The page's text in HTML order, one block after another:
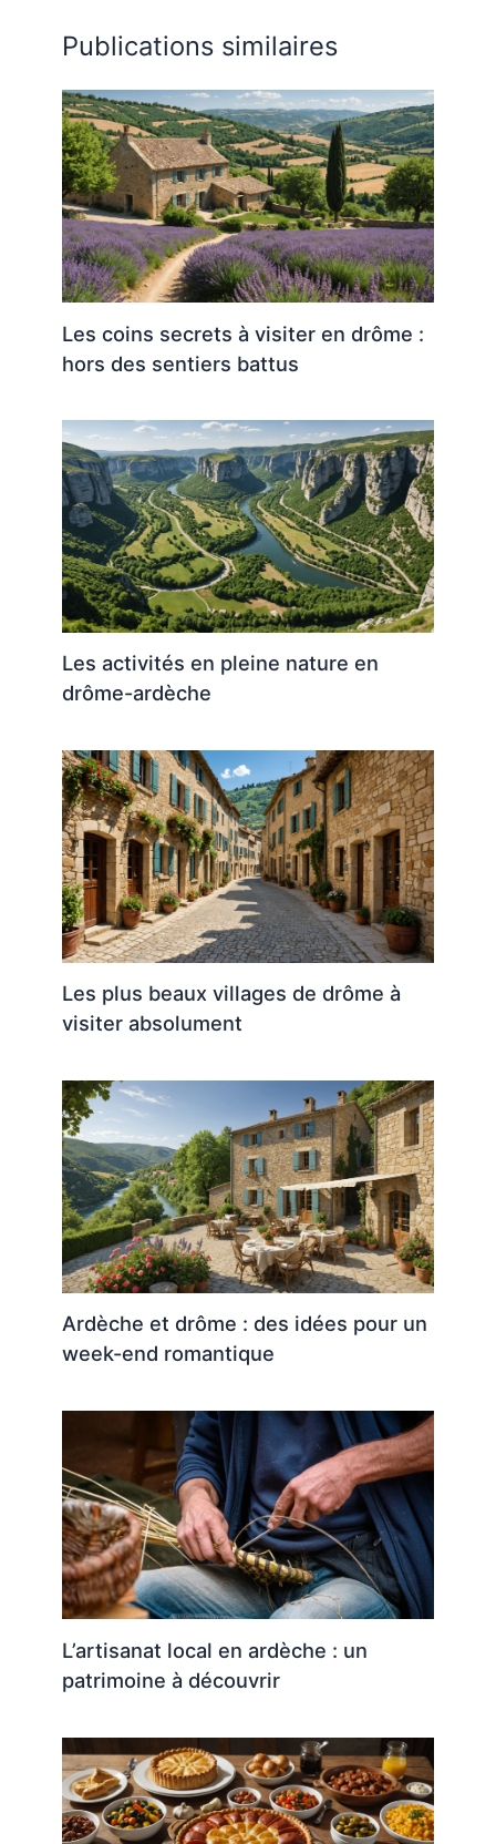
Publications similaires
Les coins secrets à visiter en drôme :
hors des sentiers battus
Les activités en pleine nature en
drôme-ardèche
Les plus beaux villages de drôme à
visiter absolument
Ardèche et drôme : des idées pour un
week-end romantique
L’artisanat local en ardèche : un
patrimoine à découvrir